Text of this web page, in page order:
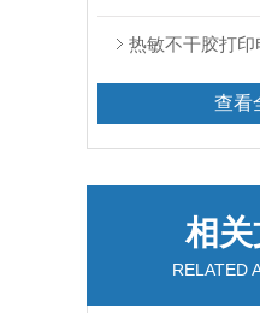
热敏不干胶打印
查看
相
RELATED